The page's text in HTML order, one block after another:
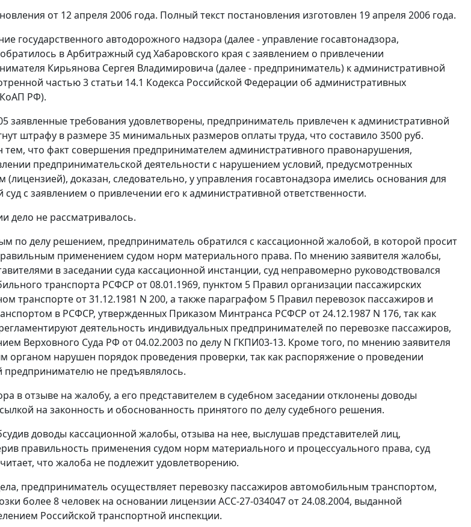
от 12 апреля 2006 года. Полный текст постановления изготовлен 19 апреля 2006 года.
государственного автодорожного надзора (далее - управление госавтонадзора,
в Арбитражный суд Хабаровского края с заявлением о привлечении
Кирьянова Сергея Владимировича (далее - предприниматель) к административной
частью 3 статьи 14.1 Кодекса Российской Федерации об административных
РФ).
заявленные требования удовлетворены, предприниматель привлечен к административной
штрафу в размере 35 минимальных размеров оплаты труда, что составило 3500 руб.
тем, что факт совершения предпринимателем административного правонарушения,
предпринимательской деятельности с нарушением условий, предусмотренных
доказан, следовательно, у управления госавтонадзора имелись основания для
с заявлением о привлечении его к административной ответственности.
дело не рассматривалось.
по делу решением, предприниматель обратился с кассационной жалобой, в которой просит
применением судом норм материального права. По мнению заявителя жалобы,
в заседании суда кассационной инстанции, суд неправомерно руководствовался
транспорта РСФСР от 08.01.1969, пунктом 5 Правил организации пассажирских
транспорте от 31.12.1981 N 200, а также параграфом 5 Правил перевозок пассажиров и
в РСФСР, утвержденных Приказом Минтранса РСФСР от 24.12.1987 N 176, так как
деятельность индивидуальных предпринимателей по перевозке пассажиров,
Верховного Суда РФ от 04.02.2003 по делу N ГКПИ03-13. Кроме того, по мнению заявителя
органом нарушен порядок проведения проверки, так как распоряжение о проведении
не предъявлялось.
в отзыве на жалобу, а его представителем в судебном заседании отклонены доводы
на законность и обоснованность принятого по делу судебного решения.
доводы кассационной жалобы, отзыва на нее, выслушав представителей лиц,
правильность применения судом норм материального и процессуального права, суд
что жалоба не подлежит удовлетворению.
предприниматель осуществляет перевозку пассажиров автомобильным транспортом,
более 8 человек на основании лицензии АСС-27-034047 от 24.08.2004, выданной
Российской транспортной инспекции.